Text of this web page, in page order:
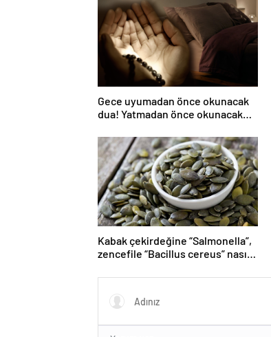
Gece uyumadan önce okunacak
dua! Yatmadan önce okunacak
Kabak çekirdeğine “Salmonella”,
zencefile “Bacillus cereus” nasıl